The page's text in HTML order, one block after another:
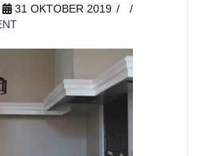
31 OKTOBER 2019